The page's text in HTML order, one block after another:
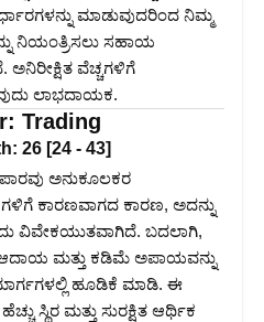
ಮಾಡುವುದರಿಂದ ನಿಮ್ಮ
ನಿಯಂತ್ರಿಸಲು ಸಹಾಯ
ಅನಿರೀಕ್ಷಿತ ವೆಚ್ಚಗಳಿಗೆ
ಲಾಭದಾಯಕ.
Trading
26 [24 - 43]
ಅನುಕೂಲಕರ
ಕಾರಣವಾಗದ ಕಾರಣ, ಅದನ್ನು
ವಿವೇಕಯುತವಾಗಿದೆ. ಬದಲಾಗಿ,
ಆದಾಯ ಮತ್ತು ಕಡಿಮೆ ಅಪಾಯವನ್ನು
ಹೂಡಿಕೆ ಮಾಡಿ. ಈ
ಸ್ಥಿರ ಮತ್ತು ಸುರಕ್ಷಿತ ಆರ್ಥಿಕ